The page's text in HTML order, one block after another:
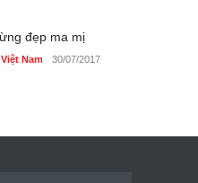
đẹp ma mị
Nam 30/07/2017